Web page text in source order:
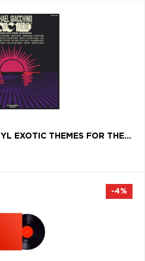
MICHAEL GIACCHINO, VINYL EXOTIC THEMES FOR THE SILVER SCREEN, VOL. 2
-4%